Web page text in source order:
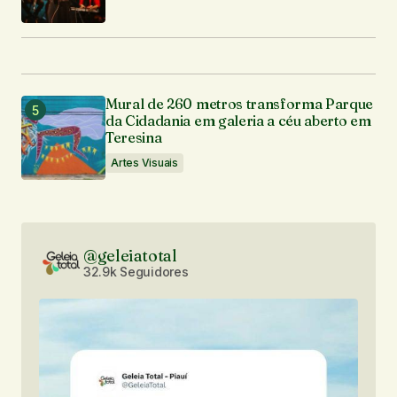
Mural de 260 metros transforma Parque
da Cidadania em galeria a céu aberto em
Teresina
Artes Visuais
@geleiatotal
32.9k Seguidores